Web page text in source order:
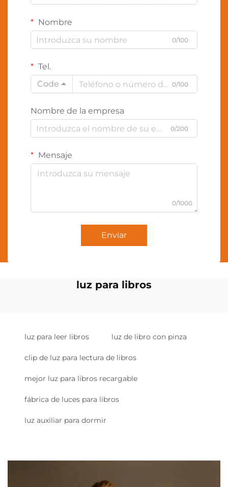
Nombre
0/100
Tel.
Code
0/100
Nombre de la empresa
0/200
Mensaje
0/1000
Enviar
luz para libros
luz para leer libros luz de libro con pinza
clip de luz para lectura de libros
mejor luz para libros recargable
fábrica de luces para libros
luz auxiliar para dormir